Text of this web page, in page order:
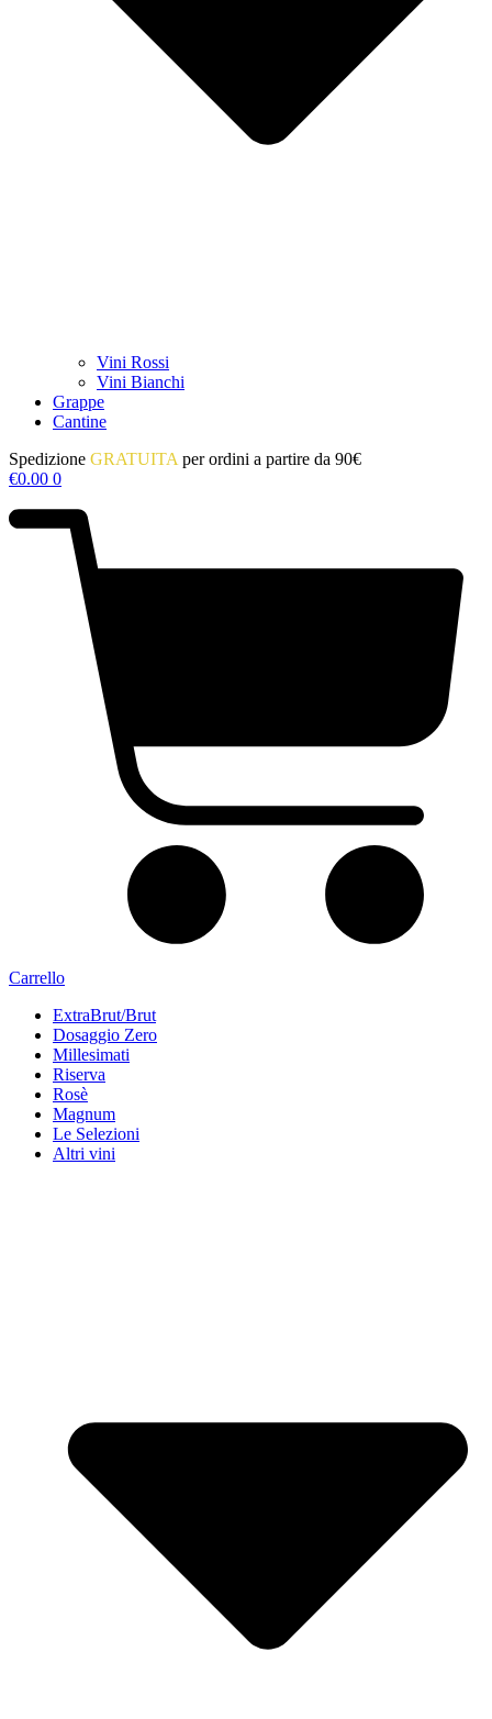
Vini Rossi
Vini Bianchi
Grappe
Cantine
Spedizione GRATUITA per ordini a partire da 90€
€0.00 0
Carrello
ExtraBrut/Brut
Dosaggio Zero
Millesimati
Riserva
Rosè
Magnum
Le Selezioni
Altri vini